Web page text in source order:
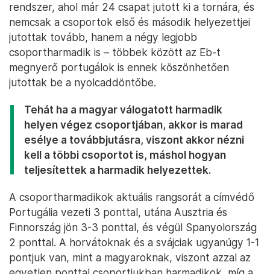
rendszer, ahol már 24 csapat jutott ki a tornára, és
nemcsak a csoportok első és második helyezettjei
jutottak tovább, hanem a négy legjobb
csoportharmadik is – többek között az Eb-t
megnyerő portugálok is ennek köszönhetően
jutottak be a nyolcaddöntőbe.
Tehát ha a magyar válogatott harmadik
helyen végez csoportjában, akkor is marad
esélye a továbbjutásra, viszont akkor nézni
kell a többi csoportot is, máshol hogyan
teljesítettek a harmadik helyezettek.
A csoportharmadikok aktuális rangsorát a címvédő
Portugália vezeti 3 ponttal, utána Ausztria és
Finnország jön 3-3 ponttal, és végül Spanyolország
2 ponttal. A horvátoknak és a svájciak ugyanúgy 1-1
pontjuk van, mint a magyaroknak, viszont azzal az